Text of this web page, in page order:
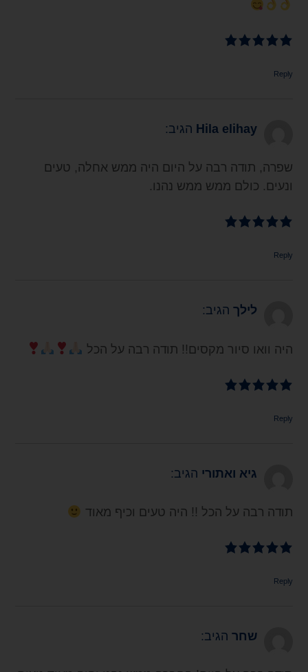
Reply
Hila elihay הגיב:
שפרה, תודה רבה על היום היה ממש אחלה, טעים
ונעים. כולם ממש ממש נהנו.
Reply
לילך הגיב:
היה וואו סיור מקסים!! תודה רבה על הכל
Reply
גיא ואתורי הגיב:
תודה רבה על הכל !! היה טעים וכיף מאוד
Reply
שחר הגיב: